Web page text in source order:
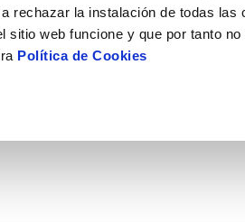
rechazar la instalación de todas las
web funcione y que por tanto no
Política de Cookies